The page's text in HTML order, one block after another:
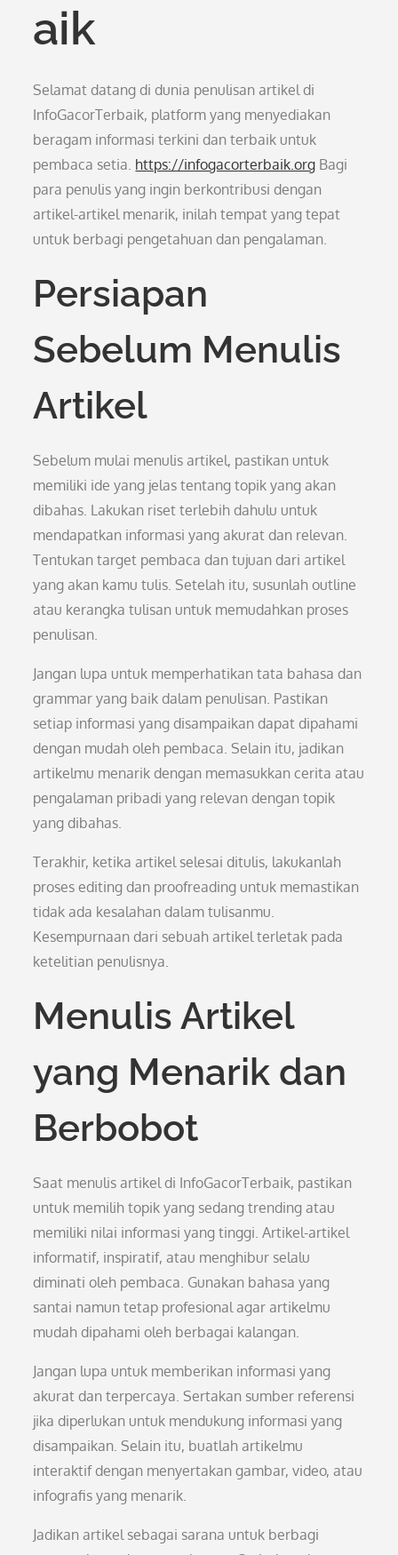
aik
Selamat datang di dunia penulisan artikel di
InfoGacorTerbaik, platform yang menyediakan
beragam informasi terkini dan terbaik untuk
pembaca setia. https://infogacorterbaik.org Bagi
para penulis yang ingin berkontribusi dengan
artikel-artikel menarik, inilah tempat yang tepat
untuk berbagi pengetahuan dan pengalaman.
Persiapan
Sebelum Menulis
Artikel
Sebelum mulai menulis artikel, pastikan untuk
memiliki ide yang jelas tentang topik yang akan
dibahas. Lakukan riset terlebih dahulu untuk
mendapatkan informasi yang akurat dan relevan.
Tentukan target pembaca dan tujuan dari artikel
yang akan kamu tulis. Setelah itu, susunlah outline
atau kerangka tulisan untuk memudahkan proses
penulisan.
Jangan lupa untuk memperhatikan tata bahasa dan
grammar yang baik dalam penulisan. Pastikan
setiap informasi yang disampaikan dapat dipahami
dengan mudah oleh pembaca. Selain itu, jadikan
artikelmu menarik dengan memasukkan cerita atau
pengalaman pribadi yang relevan dengan topik
yang dibahas.
Terakhir, ketika artikel selesai ditulis, lakukanlah
proses editing dan proofreading untuk memastikan
tidak ada kesalahan dalam tulisanmu.
Kesempurnaan dari sebuah artikel terletak pada
ketelitian penulisnya.
Menulis Artikel
yang Menarik dan
Berbobot
Saat menulis artikel di InfoGacorTerbaik, pastikan
untuk memilih topik yang sedang trending atau
memiliki nilai informasi yang tinggi. Artikel-artikel
informatif, inspiratif, atau menghibur selalu
diminati oleh pembaca. Gunakan bahasa yang
santai namun tetap profesional agar artikelmu
mudah dipahami oleh berbagai kalangan.
Jangan lupa untuk memberikan informasi yang
akurat dan terpercaya. Sertakan sumber referensi
jika diperlukan untuk mendukung informasi yang
disampaikan. Selain itu, buatlah artikelmu
interaktif dengan menyertakan gambar, video, atau
infografis yang menarik.
Jadikan artikel sebagai sarana untuk berbagi